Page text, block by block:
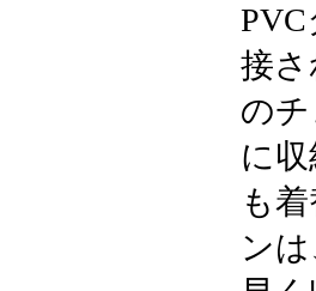
接
の
に
も
ン